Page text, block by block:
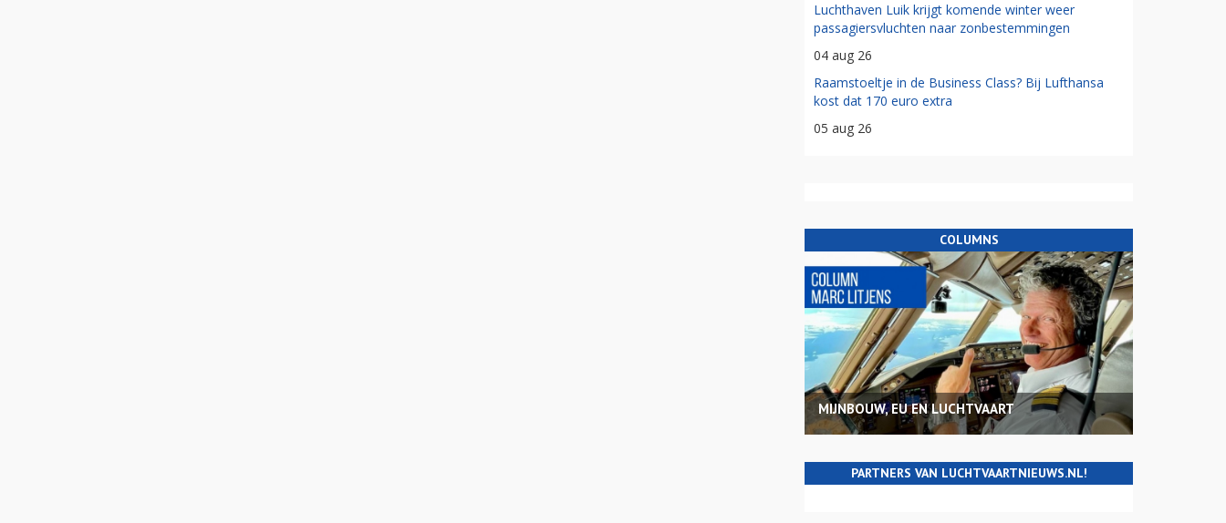
Luchthaven Luik krijgt komende winter weer
passagiersvluchten naar zonbestemmingen
04 aug 26
Raamstoeltje in de Business Class? Bij Lufthansa
kost dat 170 euro extra
05 aug 26
COLUMNS
MIJNBOUW, EU EN LUCHTVAART
PARTNERS VAN LUCHTVAARTNIEUWS.NL!